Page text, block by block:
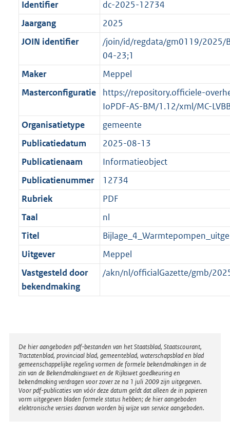
a
t
i
i
n
f
r
m
a
a
t
e
:
o
b
e
k
n
d
d
g
r
o
t
t
e
:
1
K
b
Identifier
dc-2025-12734
Jaargang
2025
JOIN identifier
/join/id/regdata/gm0119/2025/
04-23;1
Maker
Meppel
Masterconfiguratie
https://repository.officiele-
IoPDF-AS-BM/1.12/xml/MC-
Organisatietype
gemeente
Publicatiedatum
2025-08-13
Publicatienaam
Informatieobject
Publicatienummer
12734
Rubriek
PDF
Taal
nl
Titel
Uitgever
Meppel
Vastgesteld door
bekendmaking
/akn/nl/officialGazette/gmb/
Disclaimer
De hier aangeboden pdf-bestanden van het Staatsblad, Staatscourant,
Tractatenblad, provinciaal blad, gemeenteblad, waterschapsblad en blad
gemeenschappelijke regeling vormen de formele bekendmakingen in de
zin van de Bekendmakingswet en de Rijkswet goedkeuring en
bekendmaking verdragen voor zover ze na 1 juli 2009 zijn uitgegeven.
Voor pdf-publicaties van vóór deze datum geldt dat alleen de in papieren
vorm uitgegeven bladen formele status hebben; de hier aangeboden
elektronische versies daarvan worden bij wijze van service aangeboden.